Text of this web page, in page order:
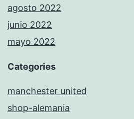
agosto 2022
junio 2022
mayo 2022
Categories
manchester united
shop-alemania